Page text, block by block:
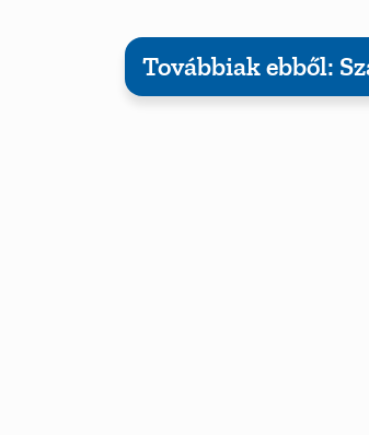
Továbbiak ebből: